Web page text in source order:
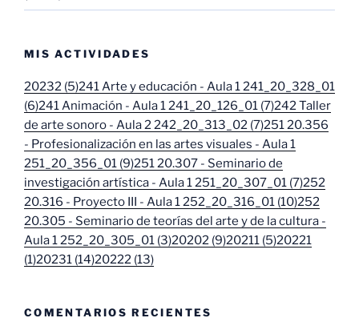
MIS ACTIVIDADES
20232 (5)241 Arte y educación - Aula 1 241_20_328_01
(6)241 Animación - Aula 1 241_20_126_01 (7)242 Taller
de arte sonoro - Aula 2 242_20_313_02 (7)251 20.356
- Profesionalización en las artes visuales - Aula 1
251_20_356_01 (9)251 20.307 - Seminario de
investigación artística - Aula 1 251_20_307_01 (7)252
20.316 - Proyecto III - Aula 1 252_20_316_01 (10)252
20.305 - Seminario de teorías del arte y de la cultura -
Aula 1 252_20_305_01 (3)20202 (9)20211 (5)20221
(1)20231 (14)20222 (13)
COMENTARIOS RECIENTES